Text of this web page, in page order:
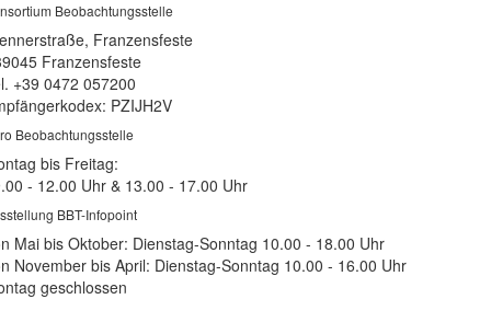
Beobachtungsstelle
Franzensfeste
Franzensfeste
+39 0472 057200
PZIJH2V
Beobachtungsstelle
bis Freitag:
- 12.00 Uhr & 13.00 - 17.00 Uhr
BBT-Infopoint
Mai bis Oktober: Dienstag-Sonntag 10.00 - 18.00 Uhr
November bis April: Dienstag-Sonntag 10.00 - 16.00 Uhr
geschlossen